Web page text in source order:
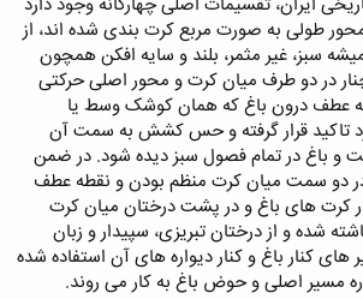
طولی به صورت مربع کرت بندی شده اند، از
سبز، غیر مثمر، بلند و سایه افکن همچون
در دو طرف میان کرت و محور اصلی حرکتی
عطف درون باغ که همان کوشک وسط یا
تاکید قرار گرفته و حس کشش به سمت آن
و باغ در تمام فصول سبز دیده شود. در ضمن
دو سمت میان کرت منظم بودن و نقطه عطف
کرت های باغ و در پشت درختان میان کرت
شده و از درختان تبریزی، سپیدار و زبان
کنار باغ و کنار دیواره های آن استفاده شده
مسیر اصلی و حوض باغ به کار می روند.